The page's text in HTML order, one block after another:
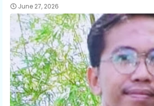
June 27, 2026